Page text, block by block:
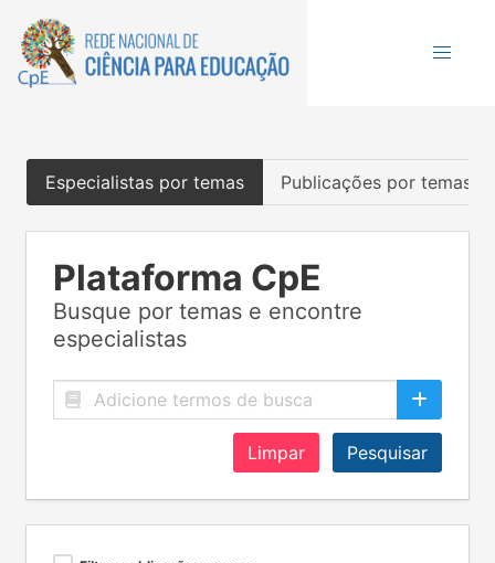
Especialistas por temas Publicações por temas
Plataforma CpE
Busque por temas e encontre
especialistas
Limpar Pesquisar